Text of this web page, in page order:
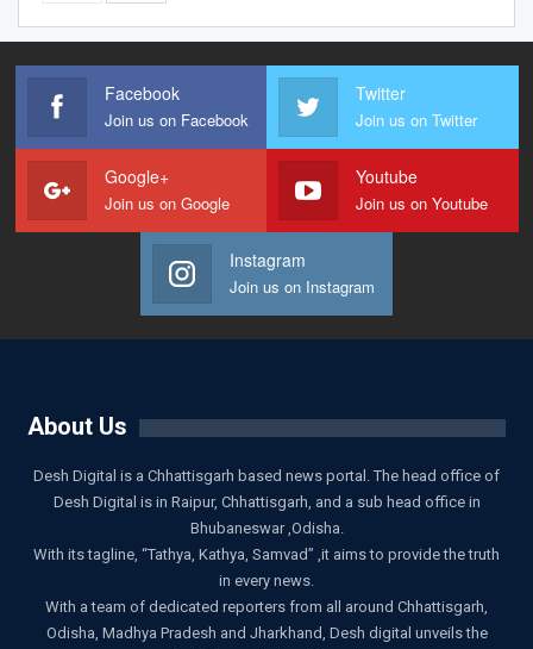
Facebook
Join us on Facebook
Twitter
Join us on Twitter
Google+
Join us on Google
Youtube
Join us on Youtube
Instagram
Join us on Instagram
About Us
Desh Digital is a Chhattisgarh based news portal. The head office of
Desh Digital is in Raipur, Chhattisgarh, and a sub head office in
Bhubaneswar ,Odisha.
With its tagline, “Tathya, Kathya, Samvad” ,it aims to provide the truth
in every news.
With a team of dedicated reporters from all around Chhattisgarh,
Odisha, Madhya Pradesh and Jharkhand, Desh digital unveils the